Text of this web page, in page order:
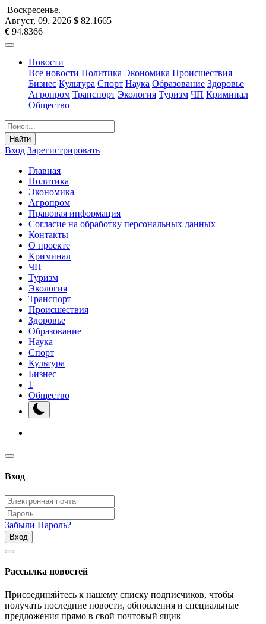
Воскресенье.
Август, 09. 2026 $ 82.1665
€ 94.8366
Новости
Все новости Политика Экономика Происшествия
Бизнес Культура Спорт Наука Образование Здоровье
Агропром Транспорт Экология Туризм ЧП Криминал
Общество
Найти
Вход Зарегистрировать
Главная
Политика
Экономика
Агропром
Правовая информация
Согласие на обработку персональных данных
Контакты
О проекте
Криминал
ЧП
Туризм
Экология
Транспорт
Происшествия
Здоровье
Образование
Наука
Спорт
Культура
Бизнес
1
Общество
Вход
Забыли Пароль?
Вход
Рассылка новостей
Присоединяйтесь к нашему списку подписчиков, чтобы
получать последние новости, обновления и специальные
предложения прямо в свой почтовый ящик